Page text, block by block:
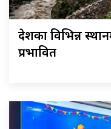
देशका विभिन्न
प्रभावित